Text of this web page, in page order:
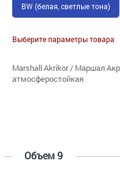
BW (белая, светлые тона)
Выберите параметры товара
Marshall Akrikor / Маршал
атмосферостойкая
Объем 9